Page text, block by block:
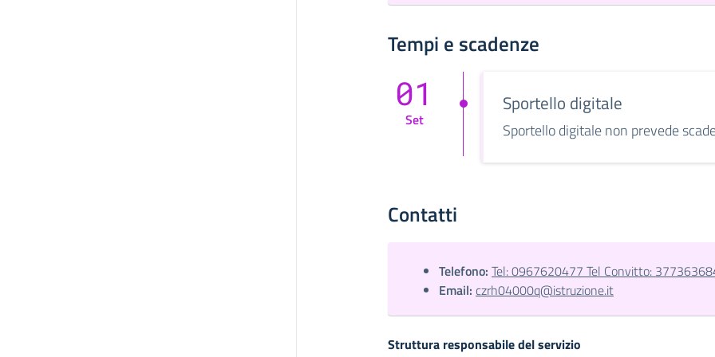
Tempi e scadenze
01
Set
Sportello digitale
Sportello digitale non prevede
Contatti
Telefono: Tel: 0967620477 Tel Convitto:
Email: czrh04000q@istruzione.it
Struttura responsabile del servizio